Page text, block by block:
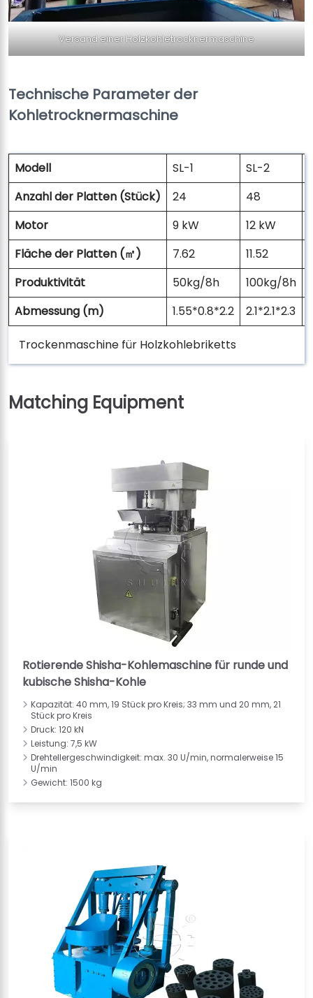
Versand einer Holzkohletrocknermaschine
Technische Parameter der
Kohletrocknermaschine
Modell SL-1 SL-2
Anzahl der Platten (Stück)
24 48
Motor
9 kW 12 kW
Fläche der Platten (㎡)
7.62 11.52
Produktivität
50kg/8h 100kg/8h
Abmessung (m)
1.55*0.8*2.2 2.1*2.1*2.3
Trockenmaschine für Holzkohlebriketts
Rotierende Shisha-Kohlemaschine für runde und
kubische Shisha-Kohle
Kapazität: 40 mm, 19 Stück pro Kreis; 33 mm und 20 mm, 21
Stück pro Kreis
Druck: 120 kN
Leistung: 7,5 kW
Drehtellergeschwindigkeit: max. 30 U/min, normalerweise 15
U/min
Gewicht: 1500 kg